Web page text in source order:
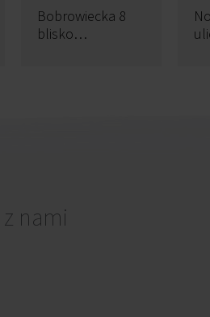
Bobrowiecka 8
blisko
nami